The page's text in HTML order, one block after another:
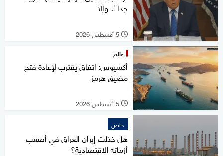
جدا".. وإلا
l 5 أغسطس 2026
عالم
أكسيوس: اتفاق يقترب لإعادة فتح
مضيق هرمز
l 5 أغسطس 2026
خاص
هل خذلت إيران العراق في أصعب
أزماته الاقتصادية؟